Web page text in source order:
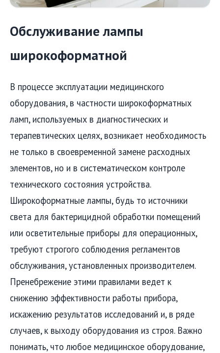
Обслуживание лампы
широкоформатной
В процессе эксплуатации медицинского
оборудования, в частности широкоформатных
ламп, используемых в диагностических и
терапевтических целях, возникает необходимость
не только в своевременной замене расходных
элементов, но и в систематическом контроле
технического состояния устройства.
Широкоформатные лампы, будь то источники
света для бактерицидной обработки помещений
или осветительные приборы для операционных,
требуют строгого соблюдения регламентов
обслуживания, установленных производителем.
Пренебрежение этими правилами ведет к
снижению эффективности работы прибора,
искажению результатов исследований и, в ряде
случаев, к выходу оборудования из строя. Важно
понимать, что любое медицинское оборудование,